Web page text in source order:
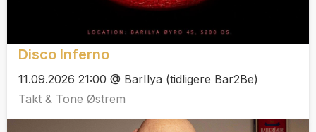
Disco Inferno
11.09.2026 21:00 @ BarIlya (tidligere Bar2Be)
Takt & Tone Østrem